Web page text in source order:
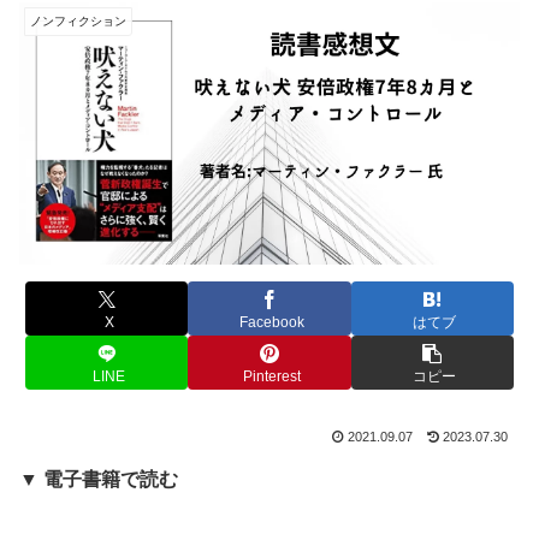
ノンフィクション
X Facebook はてブ
LINE Pinterest コピー
2021.09.07 2023.07.30
▼ 電子書籍で読む